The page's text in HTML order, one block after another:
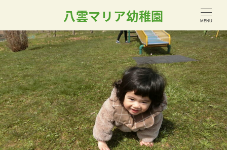
八雲マリア幼稚園 MENU